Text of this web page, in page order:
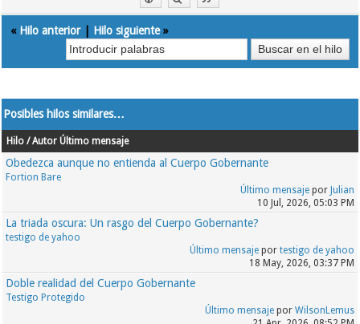
« Hilo anterior| Hilo siguiente»
Posibles hilos similares…
Hilo / Autor Último mensaje
Obedezca aunque no entienda al Cuerpo Gobernante
Fortion Bare
Último mensajepor Julian
10 Jul, 2026, 05:03 PM
La triada oscura: Un rasgo del Cuerpo Gobernante?
testigo de yahoo
Último mensajepor testigo de yahoo
18 May, 2026, 03:37 PM
Doble realidad del Cuerpo Gobernante
Testigo Protegido
Último mensajepor WilsonLemus